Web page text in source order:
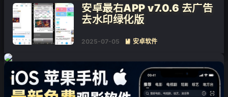
安卓最右APP v7.0.6 去广告
去水印绿化版
2025-07-05  安卓软件
❄